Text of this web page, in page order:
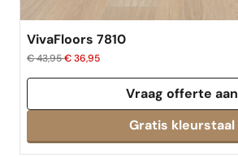
VivaFloors 7810
€ 43,95€ 36,95
Vraag offerte aan
Gratis kleurstaal